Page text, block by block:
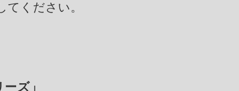
ください。
ズ」